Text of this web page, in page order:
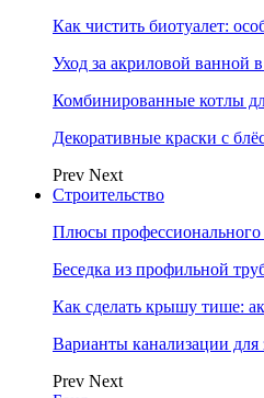
Как чистить биотуалет:
Уход за акриловой ванной
Комбинированные котлы
Декоративные краски с
Prev Next
Строительство
Плюсы профессионального
Беседка из профильной
Как сделать крышу тише:
Варианты канализации для
Prev Next